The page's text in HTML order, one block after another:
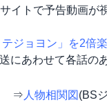
イトで予告動画が
テジョヨン」を2倍楽
にあわせて各話の
⇒ 人物相関図 (BS